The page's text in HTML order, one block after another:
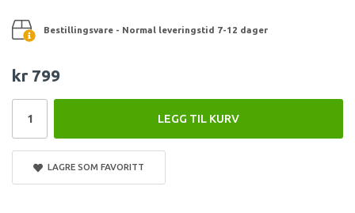
Bestillingsvare - Normal leveringstid 7-12 dager
kr 799
LEGG TIL KURV
LAGRE SOM FAVORITT